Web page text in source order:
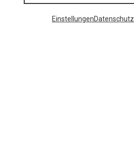
EinstellungenDatenschutz